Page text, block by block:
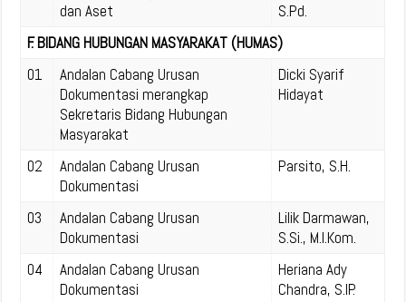
dan Aset
S.Pd.
F. BIDANG HUBUNGAN MASYARAKAT (HUMAS)
01
Andalan Cabang Urusan
Dokumentasi merangkap
Sekretaris Bidang Hubungan
Masyarakat
Dicki Syarif
Hidayat
02
Andalan Cabang Urusan
Dokumentasi
Parsito, S.H.
03
Andalan Cabang Urusan
Dokumentasi
Lilik Darmawan,
S.Si., M.I.Kom.
04
Andalan Cabang Urusan
Dokumentasi
Heriana Ady
Chandra, S.IP.